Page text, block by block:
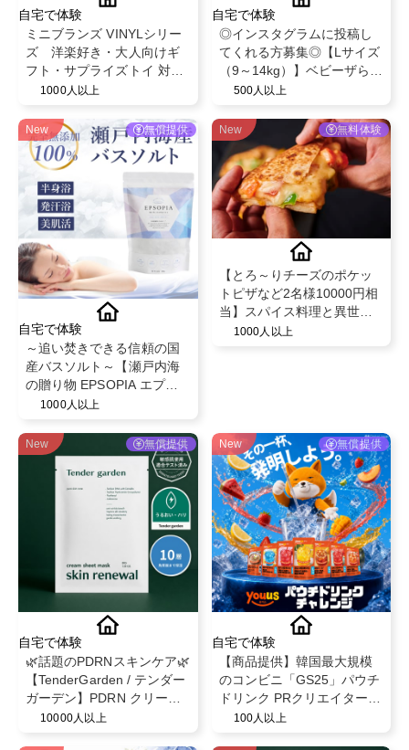
自宅で体験
ミニブランズ VINYLシリー
ズ 洋楽好き・大人向けギ
フト・サプライズトイ 対象
年齢６歳以上
1000人以上
自宅で体験
◎インスタグラムに投稿し
てくれる方募集◎【Lサイズ
（9～14kg）】ベビーザらス
限定！ベビー紙おむつパン
ベビー育児用品◎
500人以上
New 無償提供
自宅で体験
～追い焚きできる信頼の国
産バスソルト～【瀬戸内海
の贈り物 EPSOPIA エプソ
ピア】@EPSOPIA
1000人以上
New 無料体験
【とろ～りチーズのポケッ
トピザなど2名様10000円相
当】スパイス料理と異世界
空間で話題のビストロ"MAD
1000人以上
New 無償提供
自宅で体験
🌿話題のPDRNスキンケア🌿
【TenderGarden / テンダー
ガーデン】PDRN クリーム
シートマスク 30g × 5枚 モ
10000人以上
New 無償提供
自宅で体験
【商品提供】韓国最大規模
のコンビニ「GS25」パウチ
ドリンク PRクリエイター募
100人以上